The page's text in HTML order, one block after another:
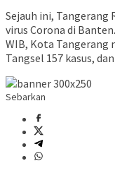
Sejauh ini, Tangerang
virus Corona di
WIB, Kota Tangerang
Tangsel 157 kasus,
Sebarkan